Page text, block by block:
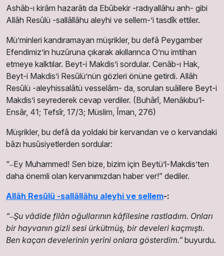
Ashâb-ı kirâm hazarâtı da Ebûbekir -radıyallâhu anh- gibi
Allâh Resûlü -sallâllâhu aleyhi ve sellem-’i tasdîk ettiler.
Mü’minleri kandıramayan müşrikler, bu defâ Peygamber
Efendimiz’in huzûruna çıkarak akıllarınca O’nu imtihan
etmeye kalktılar. Beyt-i Makdis’i sordular. Cenâb-ı Hak,
Beyt-i Makdis’i Resûlü’nün gözleri önüne getirdi. Allâh
Resûlü -aleyhissalâtü vesselâm- da, sorulan suâllere Beyt-i
Makdis’i seyrederek cevap verdiler. (Buhârî, Menâkıbu’l-
Ensâr, 41; Tefsîr, 17/3; Müslim, Îman, 276)
Müşrikler, bu defâ da yoldaki bir kervandan ve o kervandaki
bâzı husûsiyetlerden sordular:
“‒Ey Muhammed! Sen bize, bizim için Beytüʼl-Makdisʼten
daha önemli olan kervanımızdan haber ver!” dediler.
Allâh Resûlü -sallâllâhu aleyhi ve sellem-:
“‒Şu vâdide filân oğullarının kâfilesine rastladım. Onları
bir hayvanın gizli sesi ürkütmüş, bir develeri kaçmıştı.
Ben kaçan develerinin yerini onlara gösterdim.”buyurdu.